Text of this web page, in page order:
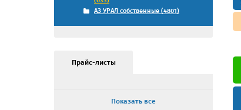
АЗ УРАЛ собственные (4801)
Прайс-листы
Показать все